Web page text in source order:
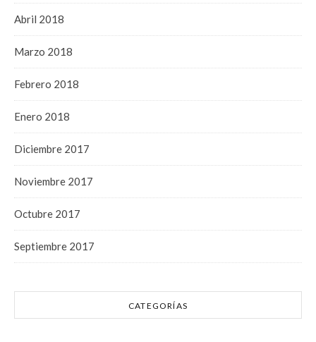
Abril 2018
Marzo 2018
Febrero 2018
Enero 2018
Diciembre 2017
Noviembre 2017
Octubre 2017
Septiembre 2017
CATEGORÍAS